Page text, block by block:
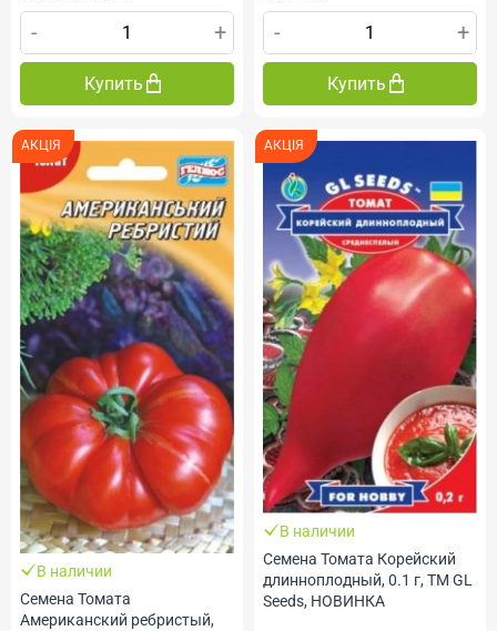
- +
Купить
- +
Купить
АКЦІЯ
В наличии
Семена Томата
Американский ребристый,
АКЦІЯ
В наличии
Семена Томата Корейский
длинноплодный, 0.1 г, ТМ GL
Seeds, НОВИНКА